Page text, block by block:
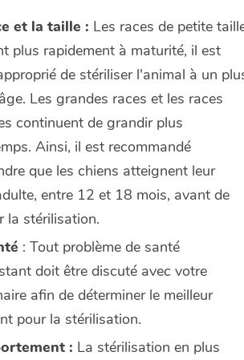
et la taille : Les races de petite
plus rapidement à maturité, il est
de stériliser l'animal à un
Les grandes races et les races
continuent de grandir plus
Ainsi, il est recommandé
que les chiens atteignent leur
entre 12 et 18 mois, avant de
la stérilisation.
: Tout problème de santé
doit être discuté avec votre
afin de déterminer le meilleur
pour la stérilisation.
: La stérilisation en plus